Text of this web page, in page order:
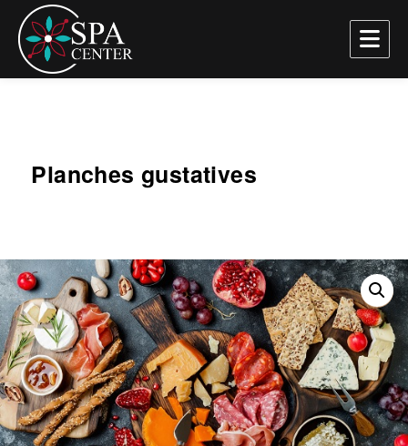
SPA Center
Planches gustatives